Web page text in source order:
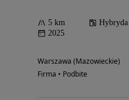
5 km Hybryda
2025
Warszawa (Mazowieckie)
Firma • Podbite